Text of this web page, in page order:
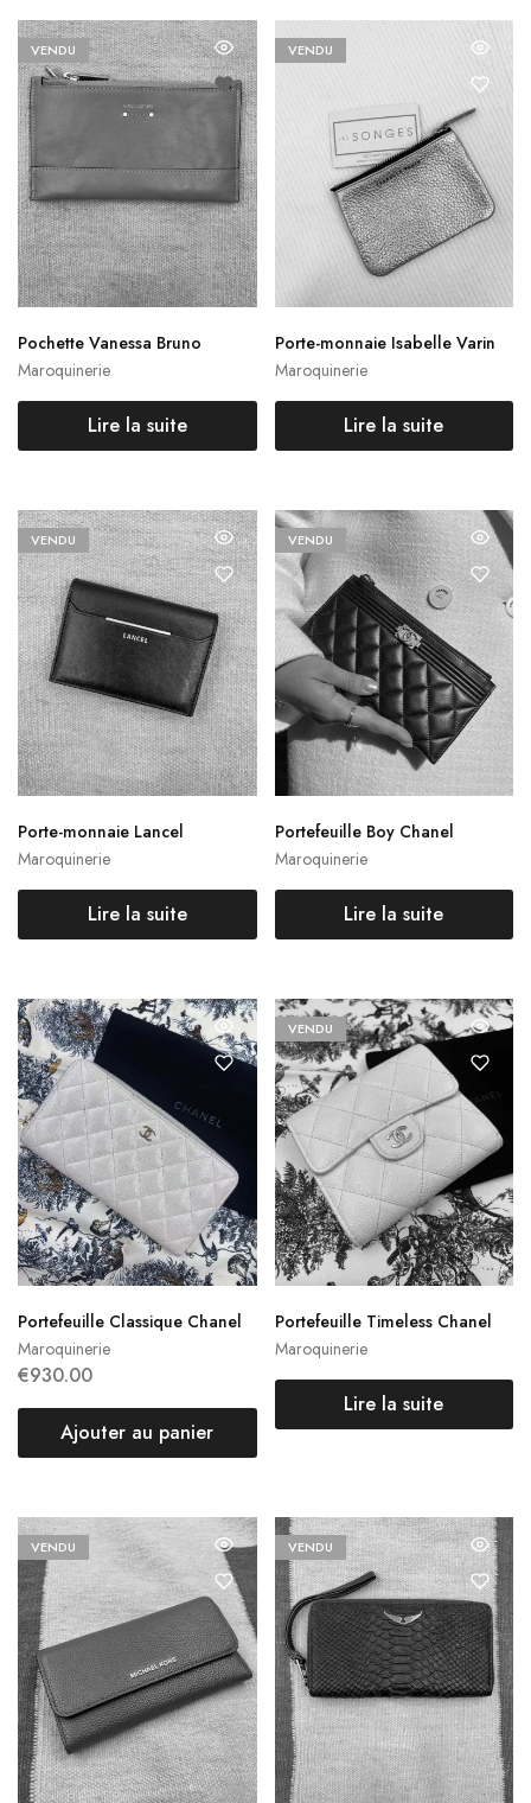
VENDU
Maroquinerie
Pochette Vanessa Bruno
Lire la suite
VENDU
Maroquinerie
Porte-monnaie Isabelle Varin
Lire la suite
VENDU
Maroquinerie
Porte-monnaie Lancel
Lire la suite
VENDU
Maroquinerie
Portefeuille Boy Chanel
Lire la suite
Maroquinerie
Portefeuille Classique Chanel
€930.00
Ajouter au panier
VENDU
Maroquinerie
Portefeuille Timeless Chanel
Lire la suite
VENDU VENDU